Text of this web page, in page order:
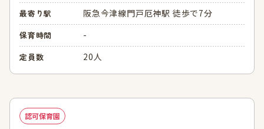
最寄り駅 阪急今津線門戸厄神駅 徒歩で7分
保育時間 -
定員数 20人
認可保育園